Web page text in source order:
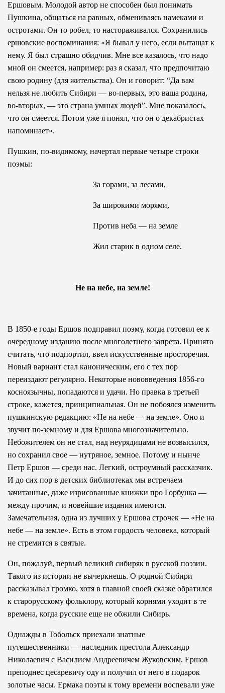
Ершовым. Молодой автор не способен был понимать
Пушкина, общаться на равных, обмениваясь намеками и
остротами. Он то робел, то настораживался. Сохранились
ершовские воспоминания: «Я бывал у него, если вытащат к
нему. Я был страшно обидчив. Мне все казалось, что надо
мной он смеется, например: раз я сказал, что предпочитаю
свою родину (для жительства). Он и говорит: “Да вам
нельзя не любить Сибири — во-первых, это ваша родина,
во-вторых, — это страна умных людей”. Мне показалось,
что он смеется. Потом уже я понял, что он о декабристах
напоминает».
Пушкин, по-видимому, начертал первые четыре строки
поэмы:
За горами, за лесами,
За широкими морями,
Против неба — на земле
Жил старик в одном селе.
Не на небе, на земле!
В 1850-е годы Ершов подправил поэму, когда готовил ее к
очередному изданию после многолетнего запрета. Принято
считать, что подпортил, ввел искусственные просторечия.
Новый вариант стал каноническим, его с тех пор
переиздают регулярно. Некоторые нововведения 1856-го
косноязычны, попадаются и удачи. Но правка в третьей
строке, кажется, принципиальная. Он не побоялся изменить
пушкинскую редакцию: «Не на небе — на земле». Оно и
звучит по-земному и для Ершова многозначительно.
Небожителем он не стал, над неурядицами не возвысился,
но сохранил свое — нутряное, земное. Потому и нынче
Петр Ершов — среди нас. Легкий, остроумный рассказчик.
И до сих пор в детских библиотеках мы встречаем
зачитанные, даже изрисованные книжки про Горбунка —
между прочим, и новейшие издания имеются.
Замечательная, одна из лучших у Ершова строчек — «Не на
небе — на земле». Есть в этом гордость человека, который
не стремится в святые.
Он, пожалуй, первый великий сибиряк в русской поэзии.
Такого из истории не вычеркнешь. О родной Сибири
рассказывал громко, хотя в главной своей сказке обратился
к старорусскому фольклору, который корнями уходит в те
времена, когда русские еще не обжили Сибирь.
Однажды в Тобольск приехали знатные
путешественники — наследник престола Александр
Николаевич с Василием Андреевичем Жуковским. Ершов
преподнес цесаревичу оду и получил от него в подарок
золотые часы. Ермака поэты к тому времени воспевали уже